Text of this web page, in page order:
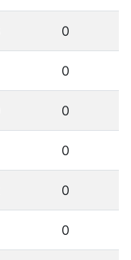
0
0
0
0
0
0